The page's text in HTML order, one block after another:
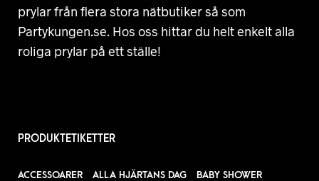
prylar från flera stora nätbutiker så som
Partykungen.se. Hos oss hittar du helt enkelt alla
roliga prylar på ett ställe!
PRODUKTETIKETTER
ACCESSOARER ALLA HJÄRTANS DAG
BABY SHOWER